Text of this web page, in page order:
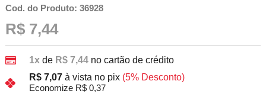
Cod. do Produto: 36928
R$ 7,44
1xde R$ 7,44 no cartão de crédito
R$ 7,07 à vista no pix (5% Desconto)
Economize R$ 0,37